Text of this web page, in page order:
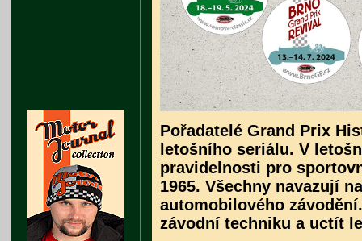
Pořadatelé Grand Prix
letošního seriálu. V
pravidelnosti pro
1965. Všechny navazují
automobilového
závodní techniku a uctít